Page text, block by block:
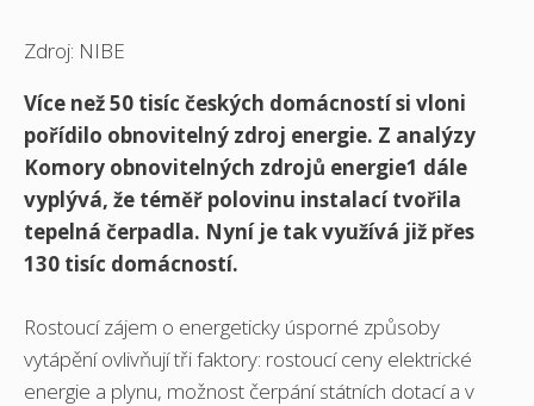
Zdroj: NIBE
Více než 50 tisíc českých domácností si vloni
pořídilo obnovitelný zdroj energie. Z analýzy
Komory obnovitelných zdrojů energie1 dále
vyplývá, že téměř polovinu instalací tvořila
tepelná čerpadla. Nyní je tak využívá již přes
130 tisíc domácností.
Rostoucí zájem o energeticky úsporné způsoby
vytápění ovlivňují tři faktory: rostoucí ceny elektrické
energie a plynu, možnost čerpání státních dotací a v